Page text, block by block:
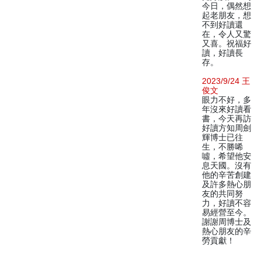
今日，偶然想
起老朋友，想
不到好讀還
在，令人又驚
又喜。祝福好
讀，好讀長
存。
2023/9/24 王
俊文
眼力不好，多
年沒來好讀看
書，今天再訪
好讀方知周劍
輝博士已往
生，不勝唏
噓，希望他安
息天國。沒有
他的辛苦創建
及許多熱心朋
友的共同努
力，好讀不容
易經營至今。
謝謝周博士及
熱心朋友的辛
勞貢獻！